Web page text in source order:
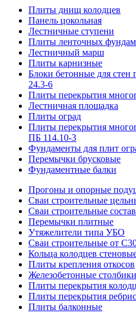
Плиты днищ колодцев
Панель цокольная
Лестничные ступени
Плиты ленточных
Лестничный марш
Плиты карнизные
Блоки бетонные для
24.3-6
Плиты перекрытия
Лестничная площадка
Плиты оград
Плиты перекрытия
ПБ 114.10-3
Фундаменты для плит
Перемычки брусковые
Фундаментные балки
Прогоны и опорные
Сваи строительные
Сваи строительные
Перемычки плитные
Утяжелители типа УБО
Сваи строительные от
Кольца колодцев
Плиты крепления откосов
Железобетонные столбики
Плиты перекрытия
Плиты перекрытия
Плиты балконные